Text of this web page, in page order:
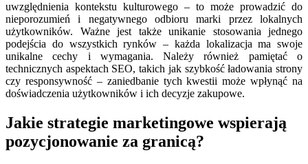
uwzględnienia kontekstu kulturowego – to może prowadzić do
nieporozumień i negatywnego odbioru marki przez lokalnych
użytkowników. Ważne jest także unikanie stosowania jednego
podejścia do wszystkich rynków – każda lokalizacja ma swoje
unikalne cechy i wymagania. Należy również pamiętać o
technicznych aspektach SEO, takich jak szybkość ładowania strony
czy responsywność – zaniedbanie tych kwestii może wpłynąć na
doświadczenia użytkowników i ich decyzje zakupowe.
Jakie strategie marketingowe wspierają
pozycjonowanie za granicą?